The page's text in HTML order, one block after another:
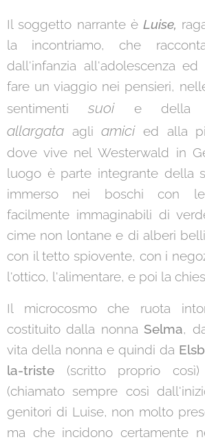
Il soggetto narrante èLuise,
la incontriamo,
che
dall'infanzia all'adolescenza
fare un viaggio nei pensieri,
sentimentisuoie della
allargata agliamicied alla
dove vive nel Westerwald in
luogo è parte integrante della
immerso nei boschi con le
facilmente immaginabili di
cime non lontane e di alberi
con il tetto spiovente, con i
l'ottico, l'alimentare, e poi la
Il microcosmo che ruota
costituito dalla nonna Selma,
vita della nonna e quindi da
la-triste (scritto proprio
(chiamato sempre così
genitori di Luise, non molto
ma che incidono certamente